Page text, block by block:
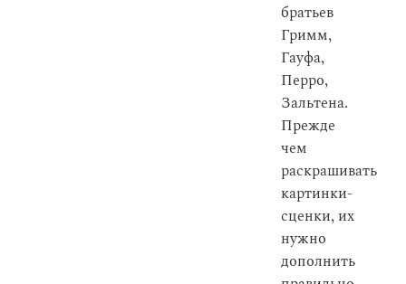
братьев
Гримм,
Гауфа,
Перро,
Зальтена.
Прежде
чем
раскрашивать
картинки-
сценки, их
нужно
дополнить